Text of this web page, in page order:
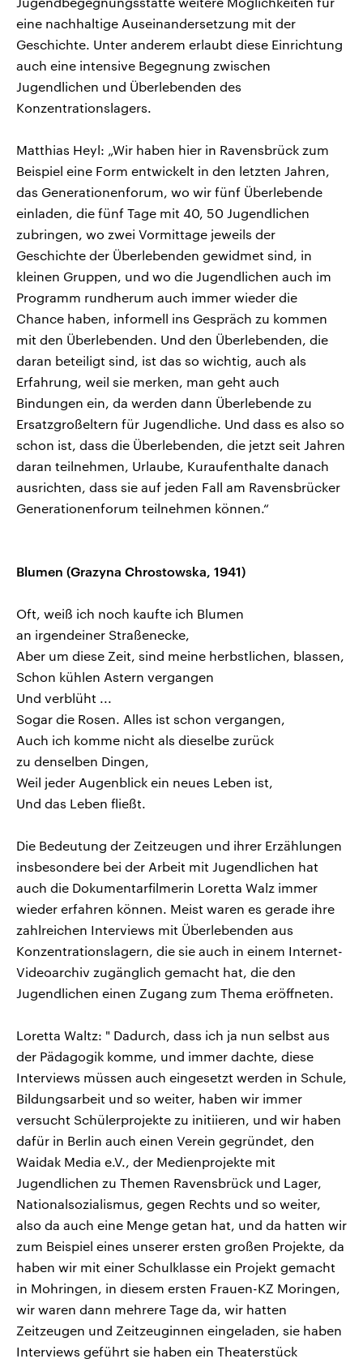
eine nachhaltige Auseinandersetzung mit der
Geschichte. Unter anderem erlaubt diese Einrichtung
auch eine intensive Begegnung zwischen
Jugendlichen und Überlebenden des
Konzentrationslagers.
Matthias Heyl: „Wir haben hier in Ravensbrück zum
Beispiel eine Form entwickelt in den letzten Jahren,
das Generationenforum, wo wir fünf Überlebende
einladen, die fünf Tage mit 40, 50 Jugendlichen
zubringen, wo zwei Vormittage jeweils der
Geschichte der Überlebenden gewidmet sind, in
kleinen Gruppen, und wo die Jugendlichen auch im
Programm rundherum auch immer wieder die
Chance haben, informell ins Gespräch zu kommen
mit den Überlebenden. Und den Überlebenden, die
daran beteiligt sind, ist das so wichtig, auch als
Erfahrung, weil sie merken, man geht auch
Bindungen ein, da werden dann Überlebende zu
Ersatzgroßeltern für Jugendliche. Und dass es also so
schon ist, dass die Überlebenden, die jetzt seit Jahren
daran teilnehmen, Urlaube, Kuraufenthalte danach
ausrichten, dass sie auf jeden Fall am Ravensbrücker
Generationenforum teilnehmen können.“
Blumen (Grazyna Chrostowska, 1941)
Oft, weiß ich noch kaufte ich Blumen
an irgendeiner Straßenecke,
Aber um diese Zeit, sind meine herbstlichen, blassen,
Schon kühlen Astern vergangen
Und verblüht ...
Sogar die Rosen. Alles ist schon vergangen,
Auch ich komme nicht als dieselbe zurück
zu denselben Dingen,
Weil jeder Augenblick ein neues Leben ist,
Und das Leben fließt.
Die Bedeutung der Zeitzeugen und ihrer Erzählungen
insbesondere bei der Arbeit mit Jugendlichen hat
auch die Dokumentarfilmerin Loretta Walz immer
wieder erfahren können. Meist waren es gerade ihre
zahlreichen Interviews mit Überlebenden aus
Konzentrationslagern, die sie auch in einem Internet-
Videoarchiv zugänglich gemacht hat, die den
Jugendlichen einen Zugang zum Thema eröffneten.
Loretta Waltz: " Dadurch, dass ich ja nun selbst aus
der Pädagogik komme, und immer dachte, diese
Interviews müssen auch eingesetzt werden in Schule,
Bildungsarbeit und so weiter, haben wir immer
versucht Schülerprojekte zu initiieren, und wir haben
dafür in Berlin auch einen Verein gegründet, den
Waidak Media e.V., der Medienprojekte mit
Jugendlichen zu Themen Ravensbrück und Lager,
Nationalsozialismus, gegen Rechts und so weiter,
also da auch eine Menge getan hat, und da hatten wir
zum Beispiel eines unserer ersten großen Projekte, da
haben wir mit einer Schulklasse ein Projekt gemacht
in Mohringen, in diesem ersten Frauen-KZ Moringen,
wir waren dann mehrere Tage da, wir hatten
Zeitzeugen und Zeitzeuginnen eingeladen, sie haben
Interviews geführt sie haben ein Theaterstück